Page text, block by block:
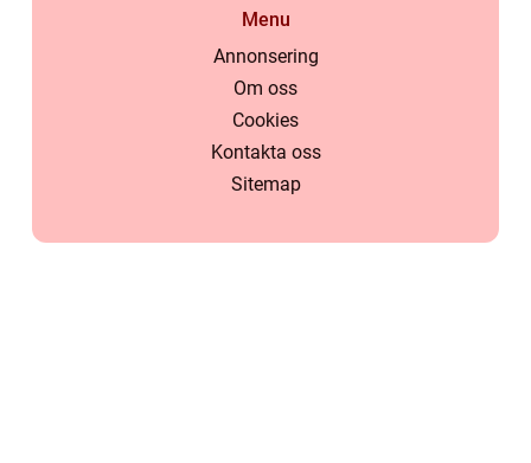
Menu
Annonsering
Om oss
Cookies
Kontakta oss
Sitemap